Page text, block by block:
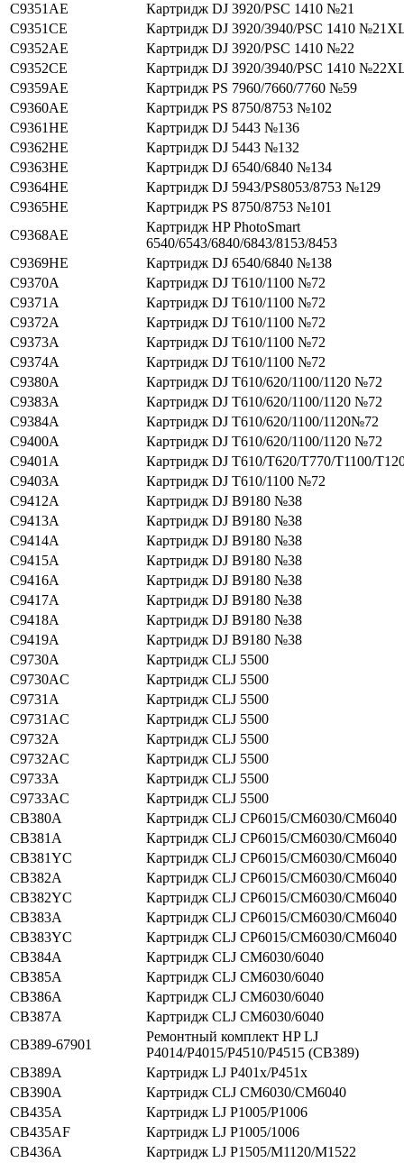
C9351AE
Картридж DJ 3920/PSC 1410 №21
C9351CE
Картридж DJ 3920/3940/PSC 1410
C9352AE
Картридж DJ 3920/PSC 1410 №22
C9352CE
Картридж DJ 3920/3940/PSC 1410
C9359AE
Картридж PS 7960/7660/7760 №59
C9360AE
Картридж PS 8750/8753 №102
C9361HE
Картридж DJ 5443 №136
C9362HE
Картридж DJ 5443 №132
C9363HE
Картридж DJ 6540/6840 №134
C9364HE
Картридж DJ 5943/PS8053/8753 №129
C9365HE
Картридж PS 8750/8753 №101
C9368AE
Картридж HP PhotoSmart
6540/6543/6840/6843/8153/8453
C9369HE
Картридж DJ 6540/6840 №138
C9370A
Картридж DJ T610/1100 №72
C9371A
Картридж DJ T610/1100 №72
C9372A
Картридж DJ T610/1100 №72
C9373A
Картридж DJ T610/1100 №72
C9374A
Картридж DJ T610/1100 №72
C9380A
Картридж DJ T610/620/1100/1120 №72
C9383A
Картридж DJ T610/620/1100/1120 №72
C9384A
Картридж DJ T610/620/1100/1120№72
C9400A
Картридж DJ T610/620/1100/1120 №72
C9401A
Картридж DJ T610/T620/T770/T1100/
C9403A
Картридж DJ T610/1100 №72
C9412A
Картридж DJ B9180 №38
C9413A
Картридж DJ B9180 №38
C9414A
Картридж DJ B9180 №38
C9415A
Картридж DJ B9180 №38
C9416A
Картридж DJ B9180 №38
C9417A
Картридж DJ B9180 №38
C9418A
Картридж DJ B9180 №38
C9419A
Картридж DJ B9180 №38
C9730A
Картридж CLJ 5500
C9730AC
Картридж CLJ 5500
C9731A
Картридж CLJ 5500
C9731AC
Картридж CLJ 5500
C9732A
Картридж CLJ 5500
C9732AC
Картридж CLJ 5500
C9733A
Картридж CLJ 5500
C9733AC
Картридж CLJ 5500
CB380A
Картридж CLJ CP6015/CM6030/CM6040
CB381A
Картридж CLJ CP6015/CM6030/CM6040
CB381YC
Картридж CLJ CP6015/CM6030/CM6040
CB382A
Картридж CLJ CP6015/CM6030/CM6040
CB382YC
Картридж CLJ CP6015/CM6030/CM6040
CB383A
Картридж CLJ CP6015/CM6030/CM6040
CB383YC
Картридж CLJ CP6015/CM6030/CM6040
CB384A
Картридж CLJ CM6030/6040
CB385A
Картридж CLJ CM6030/6040
CB386A
Картридж CLJ CM6030/6040
CB387A
Картридж CLJ CM6030/6040
CB389-67901
Ремонтный комплект HP LJ
P4014/P4015/P4510/P4515 (CB389)
CB389A
Картридж LJ P401x/P451x
CB390A
Картридж CLJ CM6030/CM6040
CB435A
Картридж LJ P1005/P1006
CB435AF
Картридж LJ P1005/1006
CB436A
Картридж LJ P1505/M1120/M1522